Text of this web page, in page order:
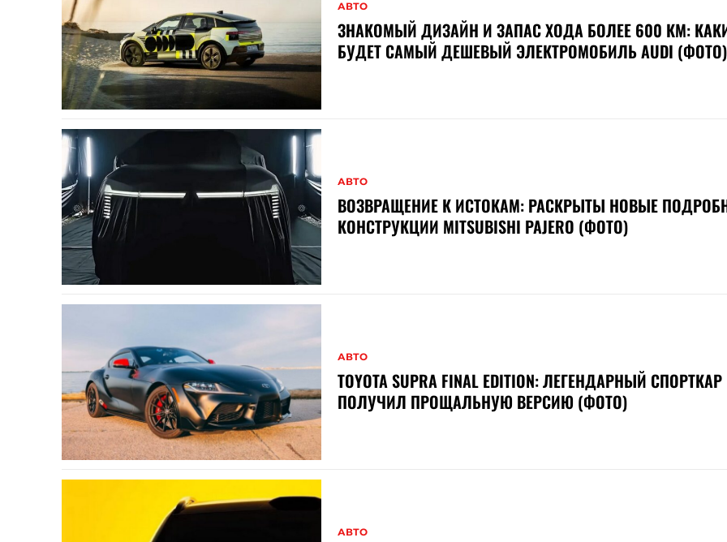
АВТО
ЗНАКОМЫЙ ДИЗАЙН И ЗАПАС ХОДА БОЛЕЕ 600 КМ:
БУДЕТ САМЫЙ ДЕШЕВЫЙ ЭЛЕКТРОМОБИЛЬ AUDI (ФОТО)
АВТО
ВОЗВРАЩЕНИЕ К ИСТОКАМ: РАСКРЫТЫ НОВЫЕ
КОНСТРУКЦИИ MITSUBISHI PAJERO (ФОТО)
АВТО
TOYOTA SUPRA FINAL EDITION: ЛЕГЕНДАРНЫЙ СПОРТКАР
ПОЛУЧИЛ ПРОЩАЛЬНУЮ ВЕРСИЮ (ФОТО)
АВТО